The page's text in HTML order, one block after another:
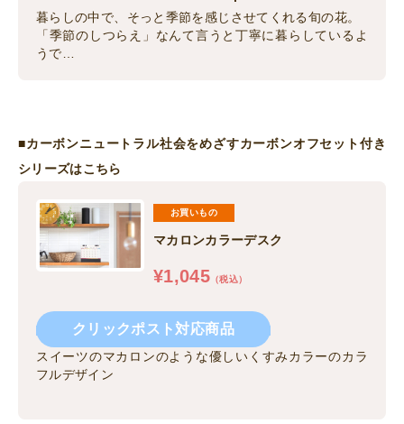
暮らしの中で、そっと季節を感じさせてくれる旬の花。
「季節のしつらえ」なんて言うと丁寧に暮らしているよ
うで…
■カーボンニュートラル社会をめざすカーボンオフセット付き
シリーズはこちら
お買いもの
マカロンカラーデスク
¥1,045 （税込）
クリックポスト対応商品
スイーツのマカロンのような優しいくすみカラーのカラ
フルデザイン